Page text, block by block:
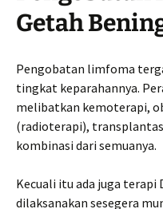
Getah
Pengobatan limfoma
tingkat keparahannya.
melibatkan kemoterapi,
(radioterapi),
kombinasi dari semuanya.
Kecuali itu ada juga terapi
dilaksanakan sesegera